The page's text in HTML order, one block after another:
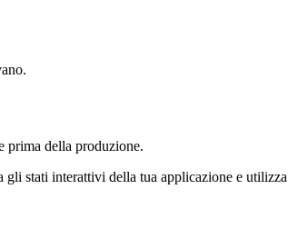
prima della produzione.
stati interattivi della tua applicazione e